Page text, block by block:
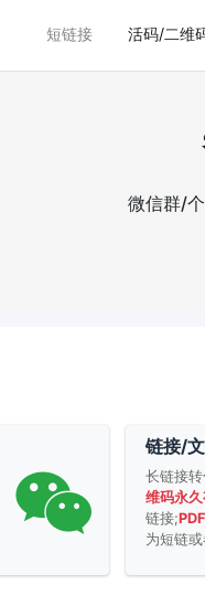
短链接 活码/二维
微信群/
链接/
长链接转
维码永
链接;
为短链或